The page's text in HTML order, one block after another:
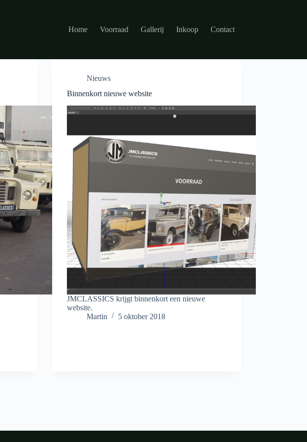
Home Voorraad Gallerij Inkoop Contact
Nieuws
Binnenkort nieuwe website
JMCLASSICS krijgt binnenkort een nieuwe
website.
Martin
5 oktober 2018